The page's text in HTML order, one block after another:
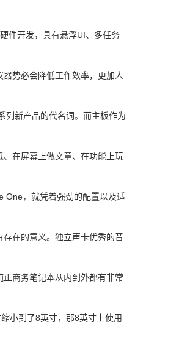
开发，具有悬浮UI、多任务
势必会降低工作效率，更加人
新产品的代名词。而主板作为
在屏幕上做文章、在功能上玩
，就凭着强劲的配置以及适
在的意义。独立声卡优秀的音
商务笔记本从内到外都有非常
小到了8英寸，那8英寸上使用